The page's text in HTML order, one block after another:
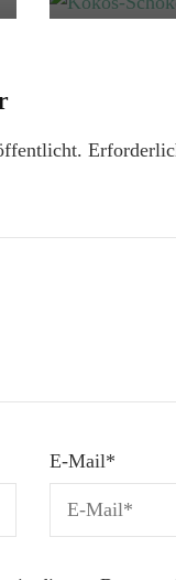
E-Mail*